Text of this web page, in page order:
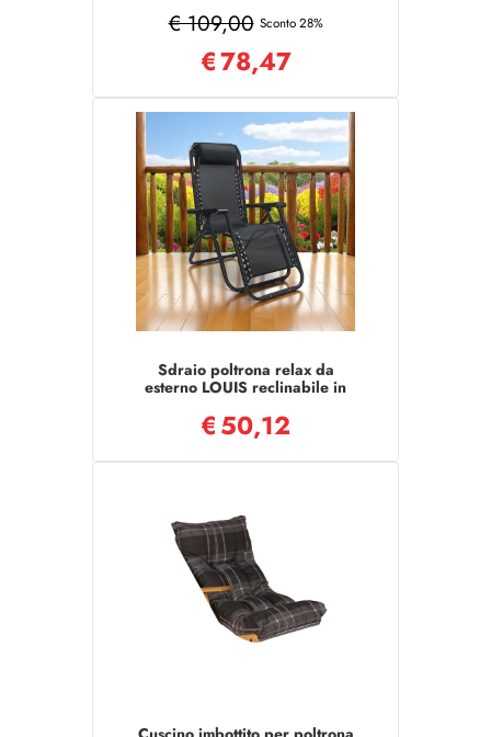
€ 109,00 Sconto 28%
€78,47
Sdraio poltrona relax da
esterno LOUIS reclinabile in
€50,12